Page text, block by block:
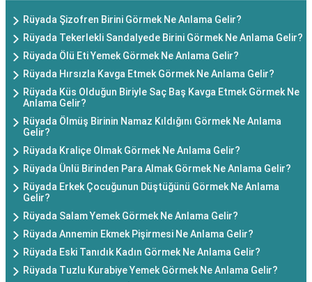
Rüyada Şizofren Birini Görmek Ne Anlama Gelir?
Rüyada Tekerlekli Sandalyede Birini Görmek Ne Anlama Gelir?
Rüyada Ölü Eti Yemek Görmek Ne Anlama Gelir?
Rüyada Hırsızla Kavga Etmek Görmek Ne Anlama Gelir?
Rüyada Küs Olduğun Biriyle Saç Baş Kavga Etmek Görmek Ne
Anlama Gelir?
Rüyada Ölmüş Birinin Namaz Kıldığını Görmek Ne Anlama
Gelir?
Rüyada Kraliçe Olmak Görmek Ne Anlama Gelir?
Rüyada Ünlü Birinden Para Almak Görmek Ne Anlama Gelir?
Rüyada Erkek Çocuğunun Düştüğünü Görmek Ne Anlama
Gelir?
Rüyada Salam Yemek Görmek Ne Anlama Gelir?
Rüyada Annemin Ekmek Pişirmesi Ne Anlama Gelir?
Rüyada Eski Tanıdık Kadın Görmek Ne Anlama Gelir?
Rüyada Tuzlu Kurabiye Yemek Görmek Ne Anlama Gelir?